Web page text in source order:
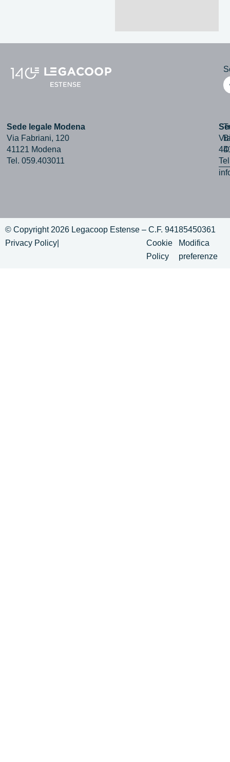
Sede legale Modena
Via Fabriani, 120
41121 Modena
Tel. 059.403011
© Copyright 2026 Legacoop Estense – C.F. 94185450361
Privacy Policy
Cookie
Policy
Modifica
preferenze